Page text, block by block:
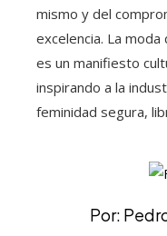
mismo y del
excelencia. La moda
es un manifiesto
inspirando a la
feminidad segura,
Por: